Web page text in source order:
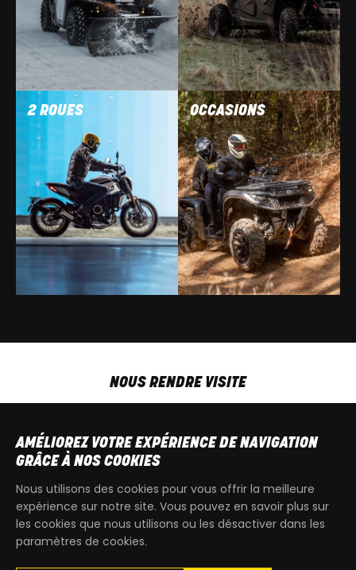
2 ROUES OCCASIONS
NOUS RENDRE VISITE
SAM9h00 - 13h30
T+32 64 700 970
AMÉLIOREZ VOTRE EXPÉRIENCE DE NAVIGATION
GRÂCE À NOS COOKIES
Nous utilisons des cookies pour vous offrir la meilleure
expérience sur notre site. Vous pouvez en savoir plus sur
les cookies que nous utilisons ou les désactiver dans les
paramètres de cookies.